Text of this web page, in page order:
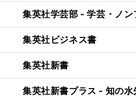
集英社学芸部 - 学芸・ノン
集英社ビジネス書
集英社新書
集英社新書プラス - 知の水